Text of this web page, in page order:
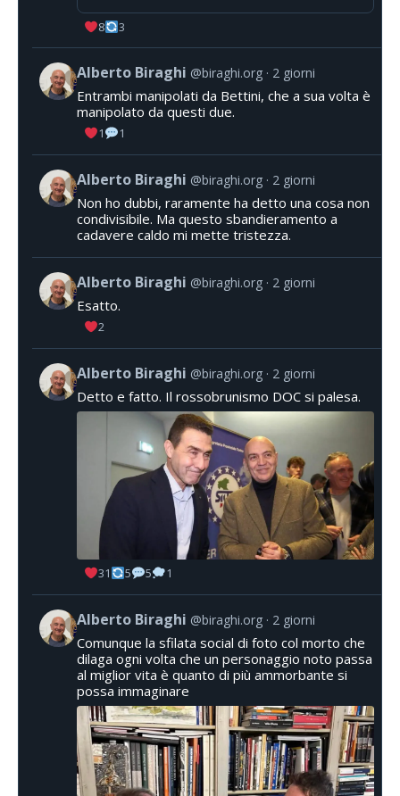
8 3
Alberto Biraghi @biraghi.org 2 giorni
Entrambi manipolati da Bettini, che a sua volta è
manipolato da questi due.
1 1
Alberto Biraghi @biraghi.org 2 giorni
Non ho dubbi, raramente ha detto una cosa non
condivisibile. Ma questo sbandieramento a
cadavere caldo mi mette tristezza.
Alberto Biraghi @biraghi.org 2 giorni
Esatto.
2
Alberto Biraghi @biraghi.org 2 giorni
Detto e fatto. Il rossobrunismo DOC si palesa.
31 5 5 1
Alberto Biraghi @biraghi.org 2 giorni
Comunque la sfilata social di foto col morto che
dilaga ogni volta che un personaggio noto passa
al miglior vita è quanto di più ammorbante si
possa immaginare